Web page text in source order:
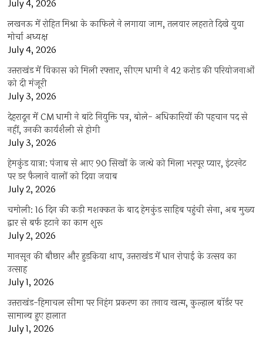
July 4, 2026
लखनऊ में रोहित मिश्रा के काफिले ने लगाया जाम, तलवार लहराते दिखे युवा
मोर्चा अध्यक्ष
July 4, 2026
उत्तराखंड में विकास को मिली रफ्तार, सीएम धामी ने 42 करोड़ की परियोजनाओं
को दी मंजूरी
July 3, 2026
देहरादून में CM धामी ने बांटे नियुक्ति पत्र, बोले- अधिकारियों की पहचान पद से
नहीं, उनकी कार्यशैली से होगी
July 3, 2026
हेमकुंड यात्रा: पंजाब से आए 90 सिखों के जत्थे को मिला भरपूर प्यार, इंटरनेट
पर डर फैलाने वालों को दिया जवाब
July 2, 2026
चमोली: 16 दिन की कड़ी मशक्कत के बाद हेमकुंड साहिब पहुंची सेना, अब मुख्य
द्वार से बर्फ हटाने का काम शुरू
July 2, 2026
मानसून की बौछार और हुड़किया थाप, उत्तराखंड में धान रोपाई के उत्सव का
उत्साह
July 1, 2026
उत्तराखंड-हिमाचल सीमा पर निहंग प्रकरण का तनाव खत्म, कुल्हाल बॉर्डर पर
सामान्य हुए हालात
July 1, 2026